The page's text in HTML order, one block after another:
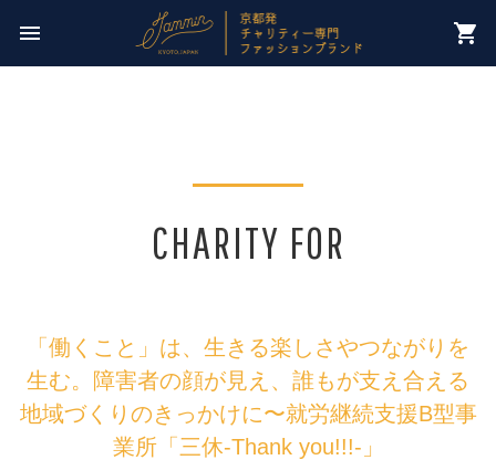
今週のチャリティー先は
【 NPO法人パレスチナ子どものキャンペーン 】
menu shopping_cart
CHARITY FOR
「働くこと」は、生きる楽しさやつながりを
生む。障害者の顔が見え、誰もが支え合える
地域づくりのきっかけに〜就労継続支援B型事
業所「三休-Thank you!!!-」